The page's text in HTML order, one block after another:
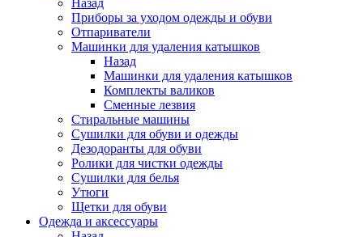
Назад
Приборы за уходом одежды и обуви
Отпариватели
Машинки для удаления катышков
Назад
Машинки для удаления катышков
Комплекты валиков
Сменные лезвия
Стиральные машины
Сушилки для обуви и одежды
Дезодоранты для обуви
Ролики для чистки одежды
Сушилки для белья
Утюги
Щетки для обуви
Одежда и аксессуары